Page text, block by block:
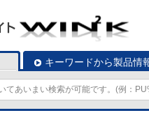
キーワードから製品情